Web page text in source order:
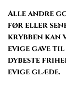
Alle andre
før eller
krybben kan
evige gave
dybeste
evige glæde.